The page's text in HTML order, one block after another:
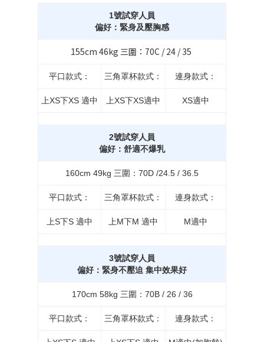
1號試穿人員
偏好：緊身及壓胸感
155cm 46kg 三圍：70C / 24 / 35
平口款式： 三角罩杯款式： 連身款式：
上XS下XS 適中 上XS下XS適中 XS適中
2號試穿人員
偏好：舒適不爆乳
160cm 49kg 三圍：70D /24.5 / 36.5
平口款式： 三角罩杯款式： 連身款式：
上S下S 適中 上M下M 適中 M適中
3號試穿人員
偏好：緊身不壓迫 集中效果好
170cm 58kg 三圍：70B / 26 / 36
平口款式： 三角罩杯款式： 連身款式：